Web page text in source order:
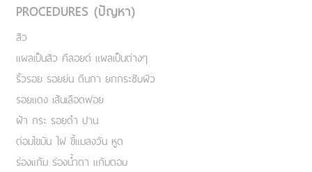
PROCEDURES (ปัญหา)
สิว
แผลเป็นสิว คีลอยด์ แผลเป็นต่างๆ
ริ้วรอย รอยย่น ตีนกา ยกกระชับผิว
รอยแดง เส้นเลือดฟอย
ฝ้า กระ รอยดำ ปาน
ต่อมไขมัน ไฝ ขี้แมลงวัน หูด
ร่องแก้ม ร่องน้ำตา แก้มตอบ